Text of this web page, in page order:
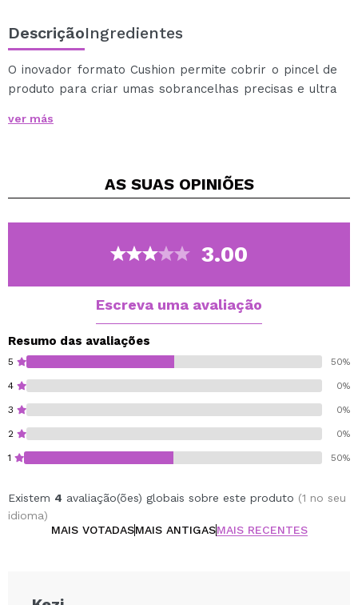
DescriçãoIngredientes
O inovador formato Cushion permite cobrir o pincel de
produto para criar umas sobrancelhas precisas e ultra
A fórmula ricamente pigmentada faz que os pelos das
com que as sobrancelhas estejam, perfeitas durante
Cruelty-free and Vegan.
ver más
AS SUAS OPINIÕES
3.00
Escreva uma avaliação
Resumo das avaliações
5 50%
4 0%
3 0%
2 0%
1 50%
Existem 4 avaliação(ões) globais sobre este produto (1 no seu
idioma)
MAIS VOTADASMAIS ANTIGASMAIS RECENTES